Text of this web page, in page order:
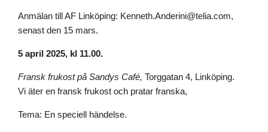
Anmälan till AF Linköping: Kenneth.Anderini@telia.com,
senast den 15 mars.
5 april 2025, kl 11.00.
Fransk frukost på Sandys Café, Torggatan 4, Linköping.
Vi äter en fransk frukost och pratar franska,
Tema: En speciell händelse.